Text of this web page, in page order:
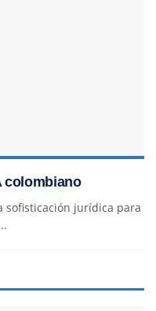
colombiano
sofisticación jurídica para